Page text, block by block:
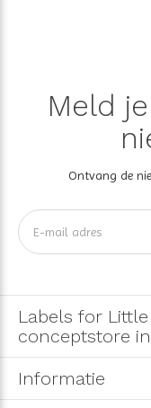
Meld
Ontvang de
Labels for
conceptstore
Informatie